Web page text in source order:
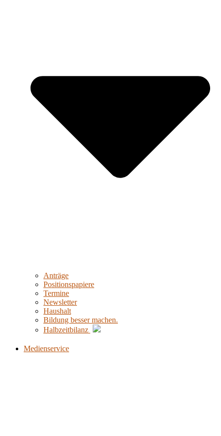
Anträge
Positionspapiere
Termine
Newsletter
Haushalt
Bildung besser machen.
Halbzeitbilanz
Medienservice